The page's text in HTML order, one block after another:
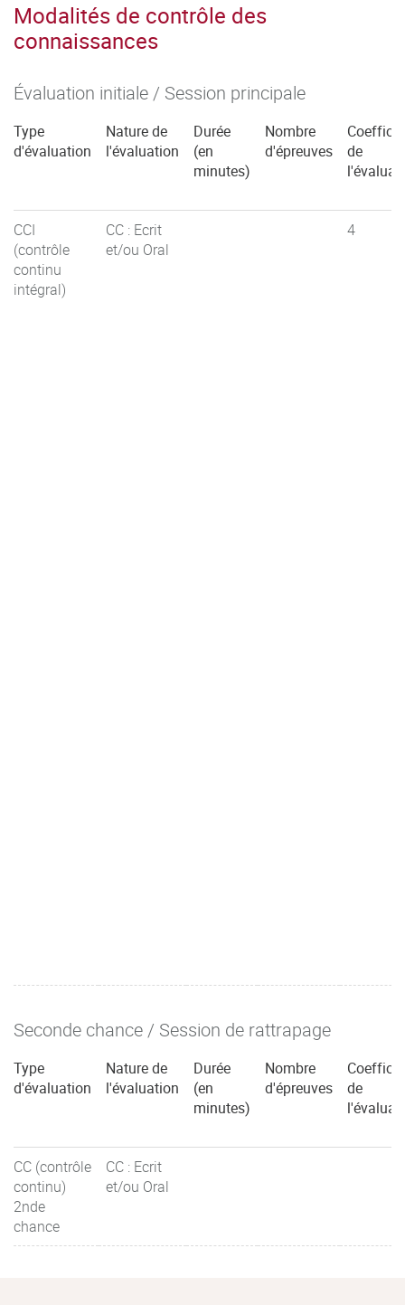
Modalités de contrôle des
connaissances
Évaluation initiale / Session principale
Type
d'évaluation
Nature de
l'évaluation
Durée
(en
minutes)
Nombre
d'épreuves
de
CCI
(contrôle
continu
intégral)
CC : Ecrit
et/ou Oral
4
Seconde chance / Session de rattrapage
Type
d'évaluation
Nature de
l'évaluation
Durée
(en
minutes)
Nombre
d'épreuves
de
CC (contrôle
continu)
2nde
chance
CC : Ecrit
et/ou Oral